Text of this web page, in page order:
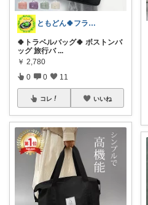
ともどん🍀フライパン料理ある暮らし🍳
🍀トラベルバッグ🍀 ボストンバ
ッグ 旅行バ ...
￥ 2,780
0 0 11
コレ いいね